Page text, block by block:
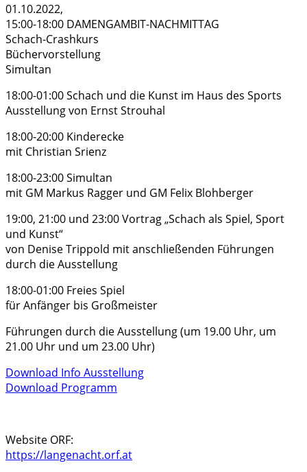
01.10.2022,
15:00-18:00 DAMENGAMBIT-NACHMITTAG
Schach-Crashkurs
Büchervorstellung
Simultan
18:00-01:00 Schach und die Kunst im Haus des Sports
Ausstellung von Ernst Strouhal
18:00-20:00 Kinderecke
mit Christian Srienz
18:00-23:00 Simultan
mit GM Markus Ragger und GM Felix Blohberger
19:00, 21:00 und 23:00 Vortrag „Schach als Spiel, Sport
und Kunst“
von Denise Trippold mit anschließenden Führungen
durch die Ausstellung
18:00-01:00 Freies Spiel
für Anfänger bis Großmeister
Führungen durch die Ausstellung (um 19.00 Uhr, um
21.00 Uhr und um 23.00 Uhr)
Download Info Ausstellung
Download Programm
Website ORF:
https://langenacht.orf.at